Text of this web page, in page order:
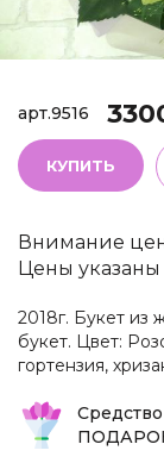
арт.9516
КУПИТЬ
Внимание
Цены указаны
2018г. Букет из
букет. Цвет:
гортензия,